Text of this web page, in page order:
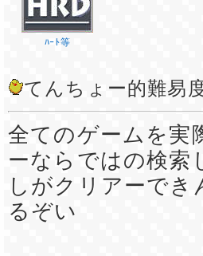
ﾊｰﾄ等
てんちょー的難易
全てのゲームを実
ーならではの検索
しがクリアーで
るぞい